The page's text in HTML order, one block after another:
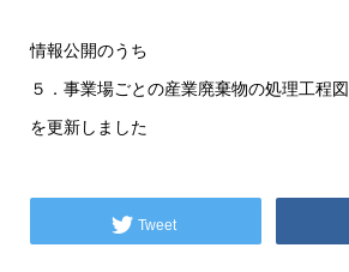
情報公開のうち
５．事業場ごとの産業廃棄物の処理工程図
を更新しました
Tweet